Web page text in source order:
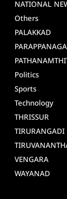
NATIONAL
Others
PALAKKAD
Politics
Sports
Technology
THRISSUR
TIRURANGADI
VENGARA
WAYANAD